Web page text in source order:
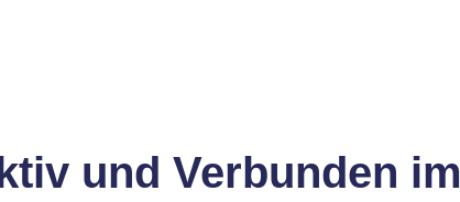
und Verbunden im